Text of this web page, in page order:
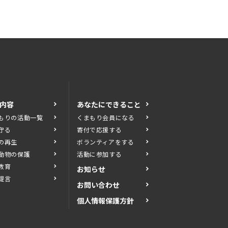
容
りの活動一覧
る
再生
物の保護
育
言
あなたにできること
くまもり会員になる
寄付で応援する
ボランティアをする
活動に参加する
お知らせ
お問い合わせ
個人情報保護方針